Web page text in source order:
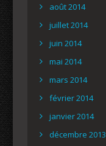
août 2014
juillet 2014
juin 2014
mai 2014
mars 2014
février 2014
janvier 2014
décembre 2013